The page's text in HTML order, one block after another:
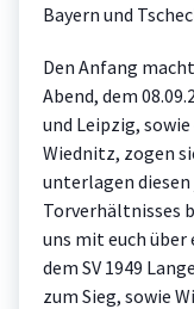
Bayern und
Den Anfang
Abend, dem
und Leipzig,
Wiednitz, zogen
unterlagen diesen
Torverhältnisses
uns mit euch
dem SV 1949
zum Sieg, sowie